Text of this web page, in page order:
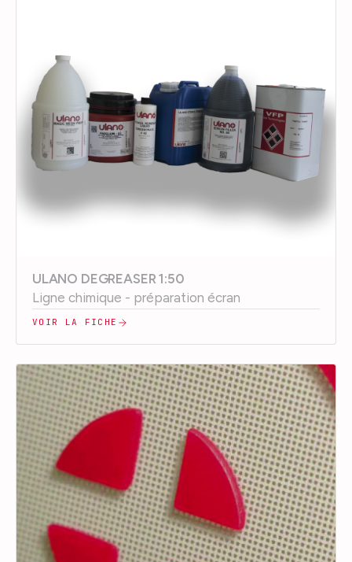
ULANO DEGREASER 1:50
Ligne chimique - préparation écran
VOIR LA FICHE